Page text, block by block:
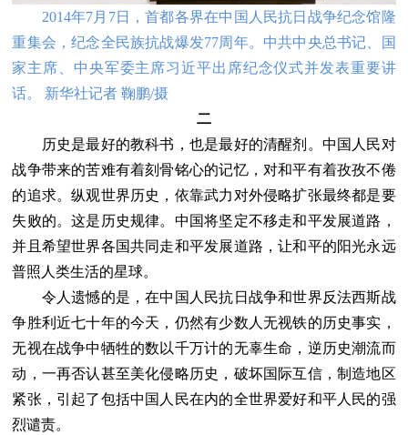
2014年7月7日，首都各界在中国人民抗日战争纪念馆隆
重集会，纪念全民族抗战爆发77周年。中共中央总书记、国
家主席、中央军委主席习近平出席纪念仪式并发表重要讲
话。 新华社记者 鞠鹏/摄
二
历史是最好的教科书，也是最好的清醒剂。中国人民对
战争带来的苦难有着刻骨铭心的记忆，对和平有着孜孜不倦
的追求。纵观世界历史，依靠武力对外侵略扩张最终都是要
失败的。这是历史规律。中国将坚定不移走和平发展道路，
并且希望世界各国共同走和平发展道路，让和平的阳光永远
普照人类生活的星球。
令人遗憾的是，在中国人民抗日战争和世界反法西斯战
争胜利近七十年的今天，仍然有少数人无视铁的历史事实，
无视在战争中牺牲的数以千万计的无辜生命，逆历史潮流而
动，一再否认甚至美化侵略历史，破坏国际互信，制造地区
紧张，引起了包括中国人民在内的全世界爱好和平人民的强
烈谴责。